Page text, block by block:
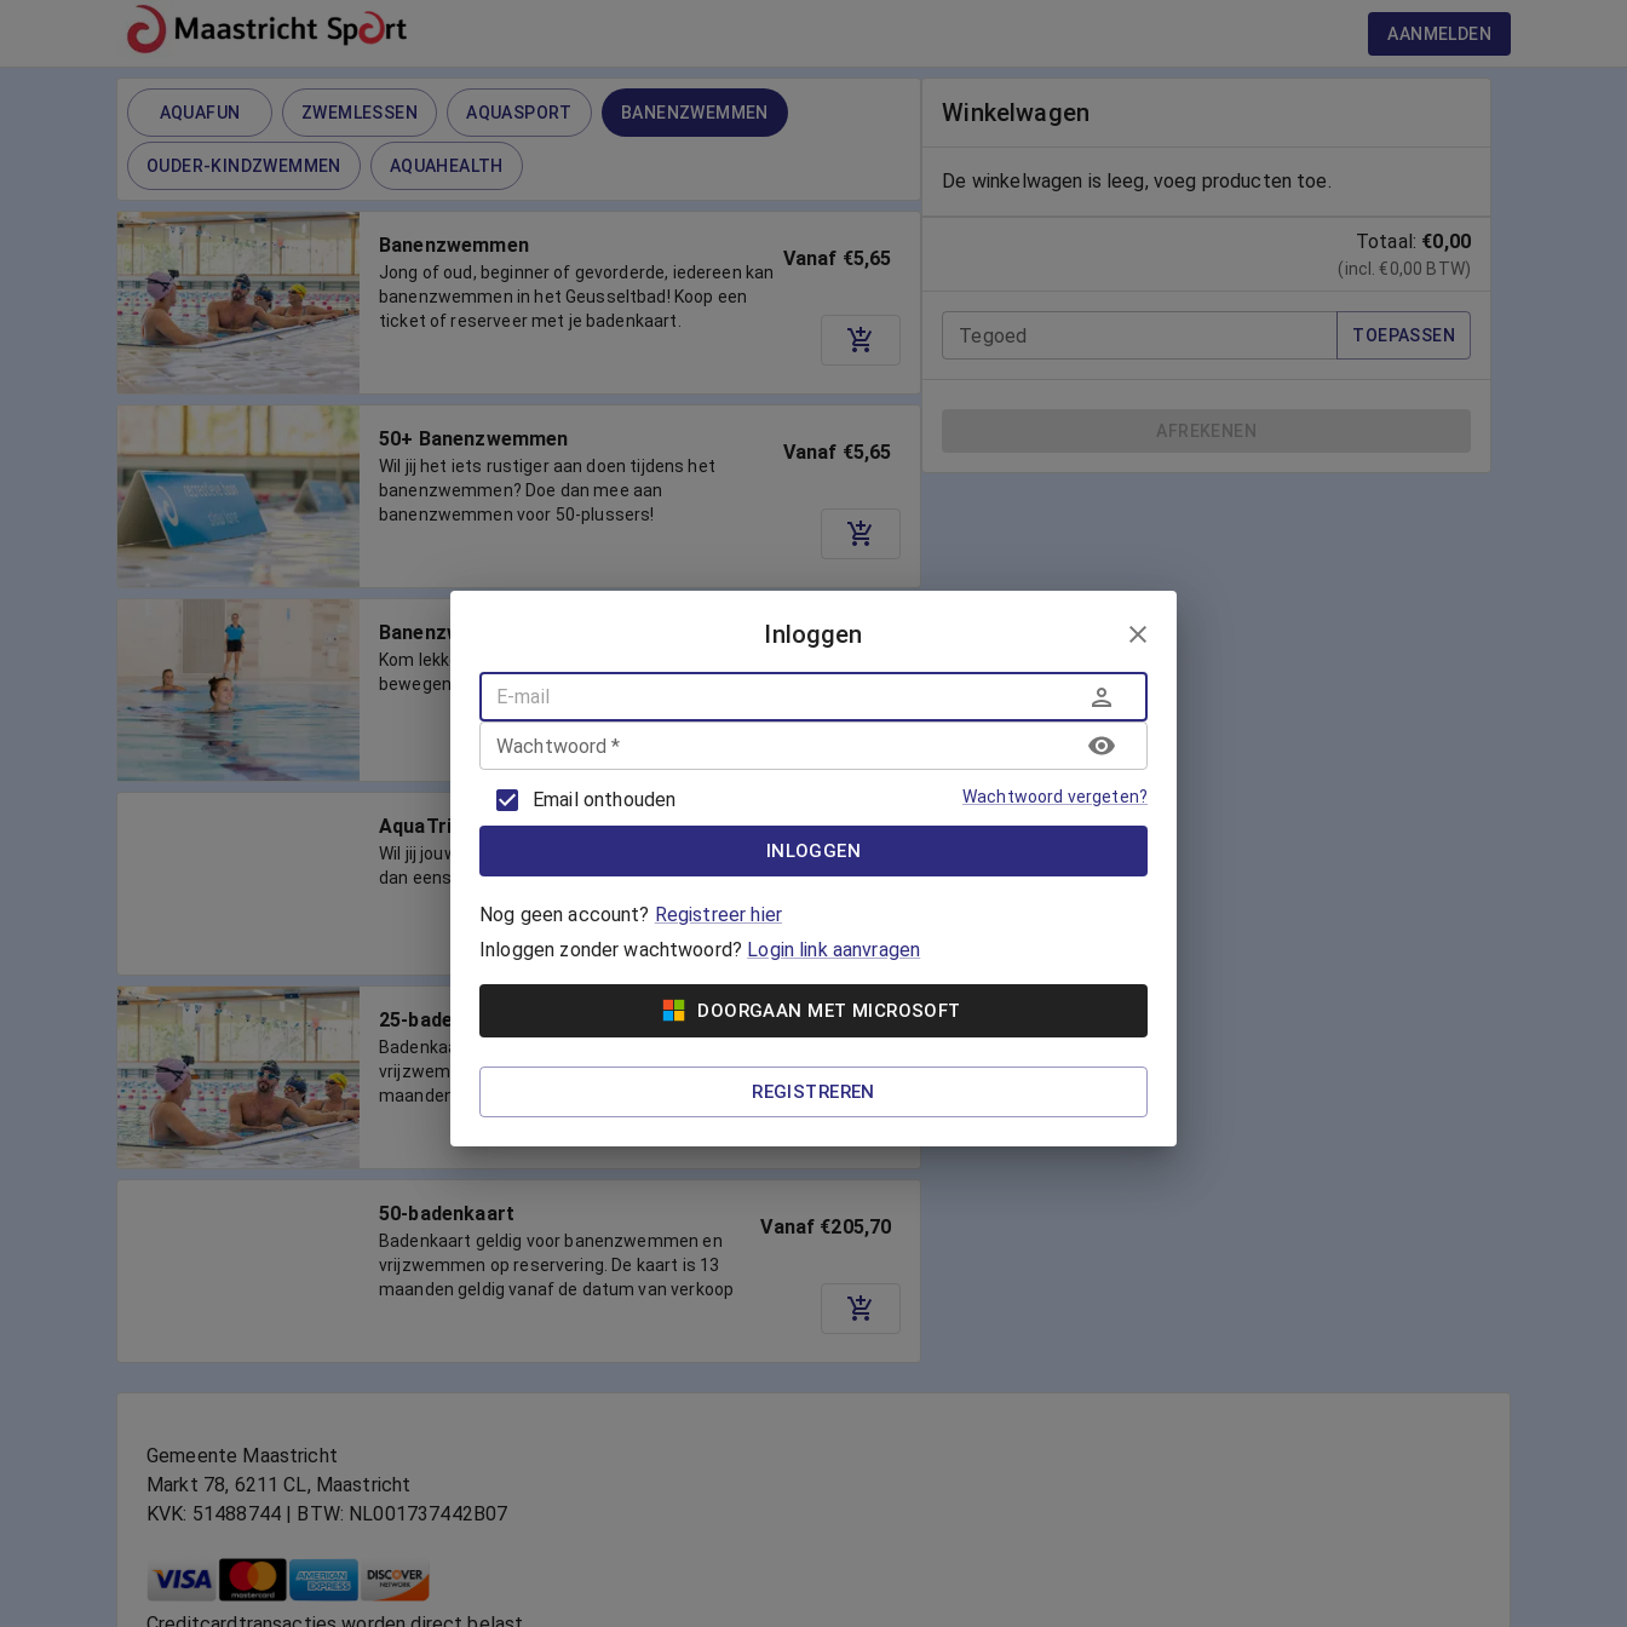
AANMELDEN
AQUAFUN ZWEMLESSEN AQUASPORT BANENZWEMMEN
OUDER-KINDZWEMMEN AQUAHEALTH
Banenzwemmen
Jong of oud, beginner of gevorderde, iedereen kan
banenzwemmen in het Geusseltbad! Koop een
ticket of reserveer met je badenkaart.
Vanaf €5,65
50+ Banenzwemmen
Wil jij het iets rustiger aan doen tijdens het
banenzwemmen? Doe dan mee aan
banenzwemmen voor 50-plussers!
Vanaf €5,65
Banenzwemmen Voor Dames
Kom lekker met vriendinnen zwemmen en
bewegen!
Vanaf €5,65
AquaTrim
Wil jij jouw conditie en techniek verbeteren? Doe
dan eens mee aan de groepsles AquaTrim!
Vanaf €7,00
25-badenkaart
Badenkaart geldig voor banenzwemmen en
vrijzwemmen op reservering. De kaart is 7
maanden geldig vanaf de datum van verkoop
Vanaf €118,65
50-badenkaart
Badenkaart geldig voor banenzwemmen en
vrijzwemmen op reservering. De kaart is 13
maanden geldig vanaf de datum van verkoop
Vanaf €205,70
Winkelwagen
De winkelwagen is leeg, voeg producten toe.
Totaal: €0,00
(incl. €0,00 BTW)
Tegoed TOEPASSEN
AFREKENEN
Gemeente Maastricht
Markt 78, 6211 CL, Maastricht
KVK: 51488744 | BTW: NL001737442B07
Inloggen
Wachtwoord *
Email onthouden Wachtwoord vergeten?
INLOGGEN
Nog geen account? Registreer hier
Inloggen zonder wachtwoord? Login link aanvragen
DOORGAAN MET MICROSOFT
REGISTREREN